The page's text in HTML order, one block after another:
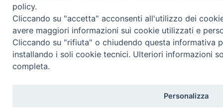
policy.
Cliccando su "accetta" acconsenti all'utilizzo dei
avere maggiori informazioni sui cookie utilizzati e
Cliccando su "rifiuta" o chiudendo questa informativa
installando i soli cookie tecnici. Ulteriori informazioni
completa.
Personalizza